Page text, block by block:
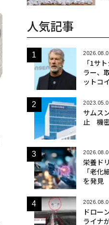
人気記事
「1サ
ラー、
ットコ
サムス
止 機
栄養ド
「老
を発見
ドロー
ライナ